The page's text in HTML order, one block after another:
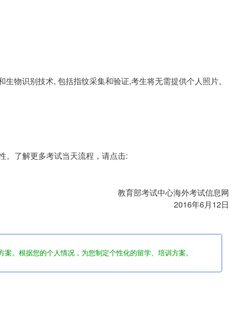
生物识别技术, 包括指纹采集和验证,考生将无需提供个人照片。
。了解更多考试当天流程，请点击
教育部考试中心海外考试信息网
2016年6月12日
案。根据您的个人情况，为您制定个性化的留学、培训方案。